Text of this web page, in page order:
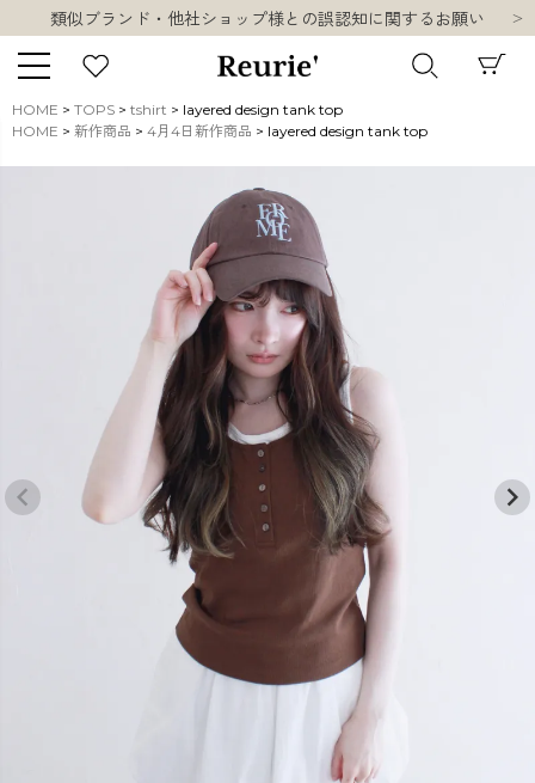
類似ブランド・他社ショップ様との誤認知に関するお願い
熊本県熊本地方を震源とする地震の影響について
お盆期間中の営業・配送に関して
類似ブランド・他社ショップ様との誤認知に関するお願い
キーワード
再入荷
商品タイプ
ORIGINAL HIT ITEM
HOME TOPS tshirt
layered design tank top
HOME
新作商品 4月4日新作商品 layered design tank top